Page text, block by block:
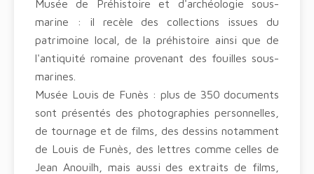
Musée de Préhistoire et d'archéologie sous-
marine : il recèle des collections issues du
patrimoine local, de la préhistoire ainsi que de
l'antiquité romaine provenant des fouilles sous-
marines.
Musée Louis de Funès : plus de 350 documents
sont présentés des photographies personnelles,
de tournage et de films, des dessins notamment
de Louis de Funès, des lettres comme celles de
Jean Anouilh, mais aussi des extraits de films,